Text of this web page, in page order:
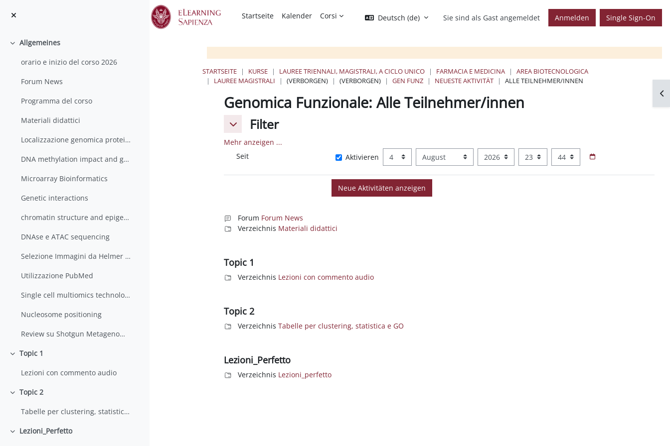
Startseite Kalender Corsi Deutsch ‎(de)‎ Sie sind als Gast angemeldet Anmelden Single Sign-On
Einklappen
Allgemeines
orario e inizio del corso 2026
Forum News
Programma del corso
Materiali didattici
Localizzazione genomica proteine
DNA methylation impact and genomewide mapping
Microarray Bioinformatics
Genetic interactions
chromatin structure and epigenetics
DNAse e ATAC sequencing
Selezione Immagini da Helmer Citterich
Utilizzazione PubMed
Single cell multiomics technologies
Nucleosome positioning
Review su Shotgun Metagenomics
Einklappen
Topic 1
Lezioni con commento audio
Einklappen
Topic 2
Tabelle per clustering, statistica e GO
Einklappen
Lezioni_Perfetto
STARTSEITE KURSE LAUREE TRIENNALI, MAGISTRALI, A CICLO UNICO FARMACIA E MEDICINA
AREA BIOTECNOLOGICA
LAUREE MAGISTRALI
(VERBORGEN) (VERBORGEN) GEN FUNZ NEUESTE AKTIVITÄT ALLE TEILNEHMER/INNEN
Genomica Funzionale: Alle Teilnehmer/innen
Filter
Filter Filter
Mehr anzeigen ...
Seit
SeitAktivieren Tag Monat Jahr Stunde Minute
Forum Forum News
Verzeichnis Materiali didattici
Topic 1
Verzeichnis Lezioni con commento audio
Topic 2
VerzeichnisTabelle per clustering, statistica e GO
Lezioni_Perfetto
Verzeichnis Lezioni_perfetto